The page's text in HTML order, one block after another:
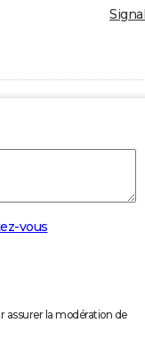
vous
assurer la modération de